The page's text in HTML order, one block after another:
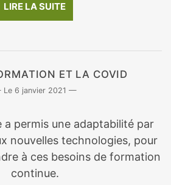
LIRE LA SUITE
ET LA COVID
6 janvier 2021
a permis une adaptabilité par
nouvelles technologies, pour
à ces besoins de formation
continue.